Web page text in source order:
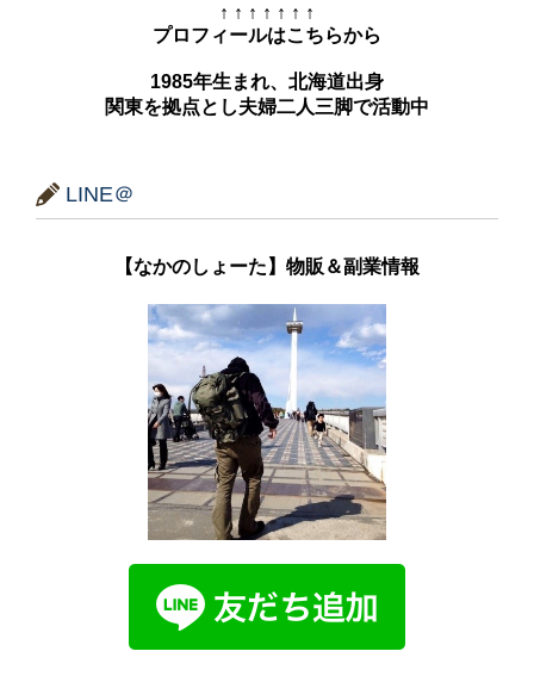
↑ ↑ ↑ ↑ ↑ ↑ ↑
プロフィールはこちらから
1985年生まれ、北海道出身
関東を拠点とし夫婦二人三脚で活動中
LINE＠
【なかのしょーた】物販＆副業情報